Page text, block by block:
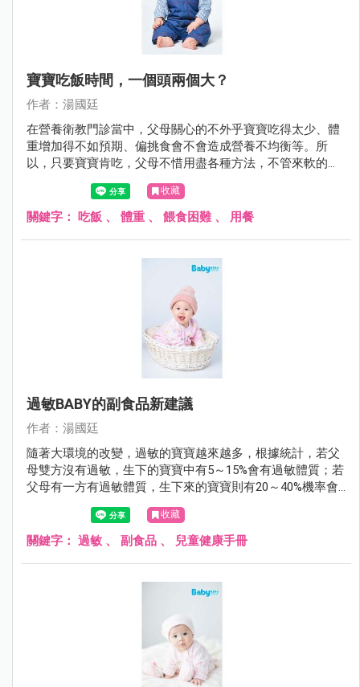
寶寶吃飯時間，一個頭兩個大？
作者：湯國廷
在營養衛教門診當中，父母關心的不外乎寶寶吃得太少、體
重增加得不如預期、偏挑食會不會造成營養不均衡等。所
以，只要寶寶肯吃，父母不惜用盡各種方法，不管來軟的或
是來硬的，甚至仿效老萊子娛親（只是這回對象是自己寶
寶）。但有些方法可能第一次有效，久了就失效，甚至造成
反效果，看到飯端出來就跑給父母追或緊閉雙唇。
收藏
關鍵字： 吃飯 、 體重 、 餵食困難、 用餐
過敏BABY的副食品新建議
作者：湯國廷
隨著大環境的改變，過敏的寶寶越來越多，根據統計，若父
母雙方沒有過敏，生下的寶寶中有5～15%會有過敏體質；若
父母有一方有過敏體質，生下來的寶寶則有20～40%機率會
有過敏體質；若父母雙方都有過敏體質，生下的寶寶過敏的
機會則大增到40～80%。 收藏
關鍵字： 過敏 、 副食品 、 兒童健康手冊